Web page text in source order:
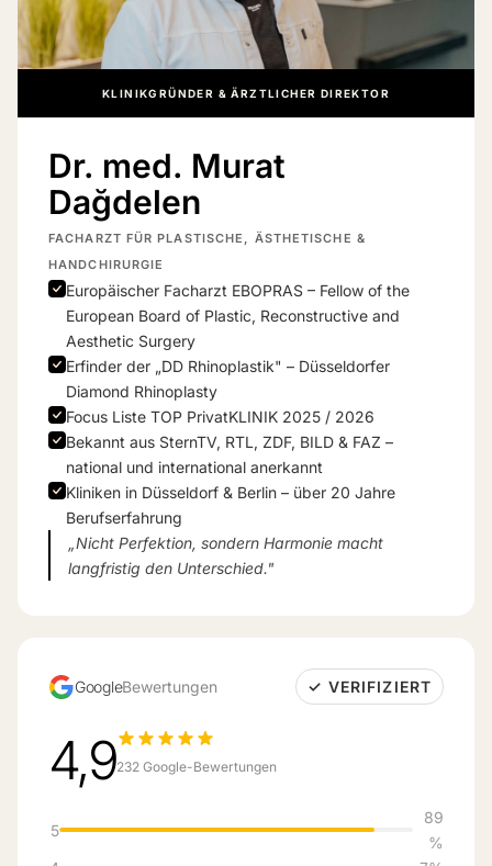
KLINIKGRÜNDER & ÄRZTLICHER DIREKTOR
Dr. med. Murat
Dağdelen
FACHARZT FÜR PLASTISCHE, ÄSTHETISCHE &
HANDCHIRURGIE
Europäischer Facharzt EBOPRAS – Fellow of the
European Board of Plastic, Reconstructive and
Aesthetic Surgery
Erfinder der „DD Rhinoplastik" – Düsseldorfer
Diamond Rhinoplasty
Focus Liste TOP PrivatKLINIK 2025 / 2026
Bekannt aus SternTV, RTL, ZDF, BILD & FAZ –
national und international anerkannt
Kliniken in Düsseldorf & Berlin – über 20 Jahre
Berufserfahrung
„Nicht Perfektion, sondern Harmonie macht
langfristig den Unterschied."
GoogleBewertungen ✓ VERIFIZIERT
4,9232 Google-Bewertungen
5
89
%